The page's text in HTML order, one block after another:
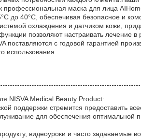
профессиональная маска для лица
до 40°C, обеспечивая безопасное и
охлаждения и датчиком кожи,
позволяют настраивать лечение в
поставляются с годовой гарантией
использования.
NISVA Medical Beauty Product:
поддержки стремится предоставить
для обеспечения оптимальной
видеоуроки и часто задаваемые